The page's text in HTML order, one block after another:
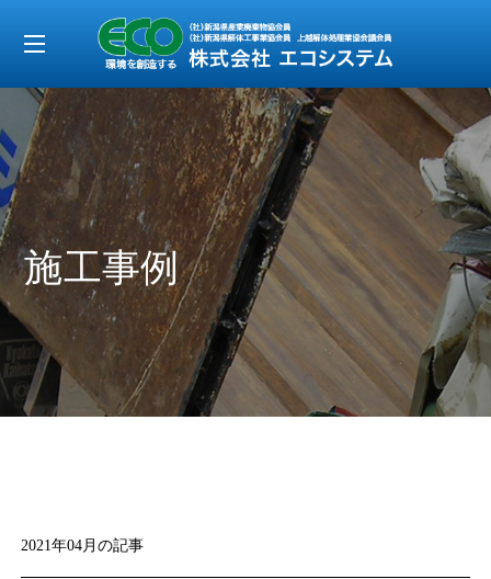
施工事例
2021年04月の記事
t
o
g
g
e
n
v
i
i